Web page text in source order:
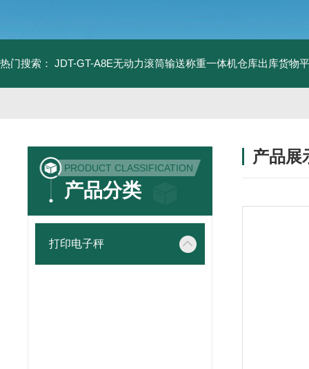
热门搜索： JDT-GT-A8E无动力滚筒输送称重一体机仓库出库货物
PRODUCT CLASSIFICATION
产品分类
打印电子秤
产品展